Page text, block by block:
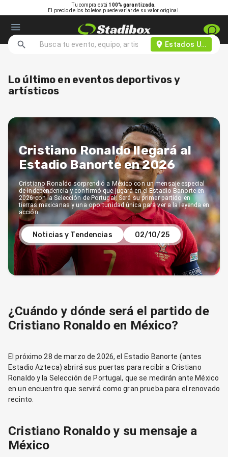
Tu compra está 100% garantizada.
El precio de los boletos puede variar de su valor original.
Estados Unidos
Lo último en eventos deportivos y
artísticos
Cristiano Ronaldo llegará al
Estadio Banorte en 2026
Noticias y Tendencias 02/10/25
Cristiano Ronaldo sorprendió a México con un mensaje especial
de independencia y confirmó que jugará en el Estadio Banorte en
2026 con la Selección de Portugal. Será su primer partido en
tierras mexicanas y una oportunidad única para ver a la leyenda en
acción.
¿Cuándo y dónde será el partido de
Cristiano Ronaldo en México?
El próximo 28 de marzo de 2026, el Estadio Banorte (antes
Estadio Azteca) abrirá sus puertas para recibir a Cristiano
Ronaldo y la Selección de Portugal, que se medirán ante México
en un encuentro que servirá como gran prueba para el renovado
recinto.
Cristiano Ronaldo y su mensaje a
México